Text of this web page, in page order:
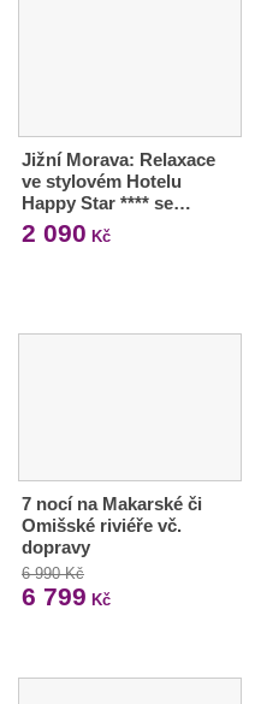
Jižní Morava: Relaxace
ve stylovém Hotelu
Happy Star **** se…
2 090 Kč
7 nocí na Makarské či
Omišské riviéře vč.
dopravy
6 990 Kč
6 799 Kč